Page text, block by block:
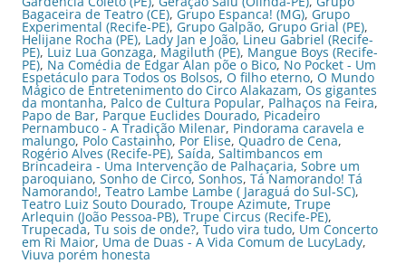
Bagaceira de Teatro (CE), Grupo Espanca! (MG), Grupo
Experimental (Recife-PE), Grupo Galpão, Grupo Grial (PE),
Helijane Rocha (PE), Lady Jan e João,Lineu Gabriel (Recife-
PE),Luiz Lua Gonzaga, Magiluth (PE), Mangue Boys (Recife-
PE), Na Comédia de Edgar Alan põe o Bico, No Pocket - Um
Espetáculo para Todos os Bolsos, O filho eterno, O Mundo
Mágico de Entretenimento do Circo Alakazam, Os gigantes
da montanha, Palco de Cultura Popular, Palhaços na Feira,
Papo de Bar, Parque Euclides Dourado, Picadeiro
Pernambuco - A Tradição Milenar, Pindorama caravela e
malungo, Polo Castainho, Por Elise, Quadro de Cena,
Rogério Alves (Recife-PE), Saída, Saltimbancos em
Brincadeira - Uma Intervenção de Palhaçaria, Sobre um
paroquiano, Sonho de Circo, Sonhos, Tá Namorando! Tá
Namorando!, Teatro Lambe Lambe ( Jaraguá do Sul-SC),
Teatro Luiz Souto Dourado, Troupe Azimute, Trupe
Arlequin (João Pessoa-PB), Trupe Circus (Recife-PE),
Trupecada, Tu sois de onde?, Tudo vira tudo, Um Concerto
em Ri Maior, Uma de Duas - A Vida Comum de LucyLady,
Viuva porém honesta